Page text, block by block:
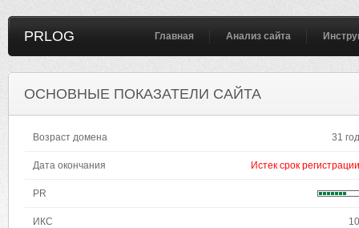
PRLOG Главная Анализ сайта
ОСНОВНЫЕ ПОКАЗАТЕЛИ САЙТА
Возраст домена 31 год
Дата окончания Истек срок регистрации
PR
ИКС 10